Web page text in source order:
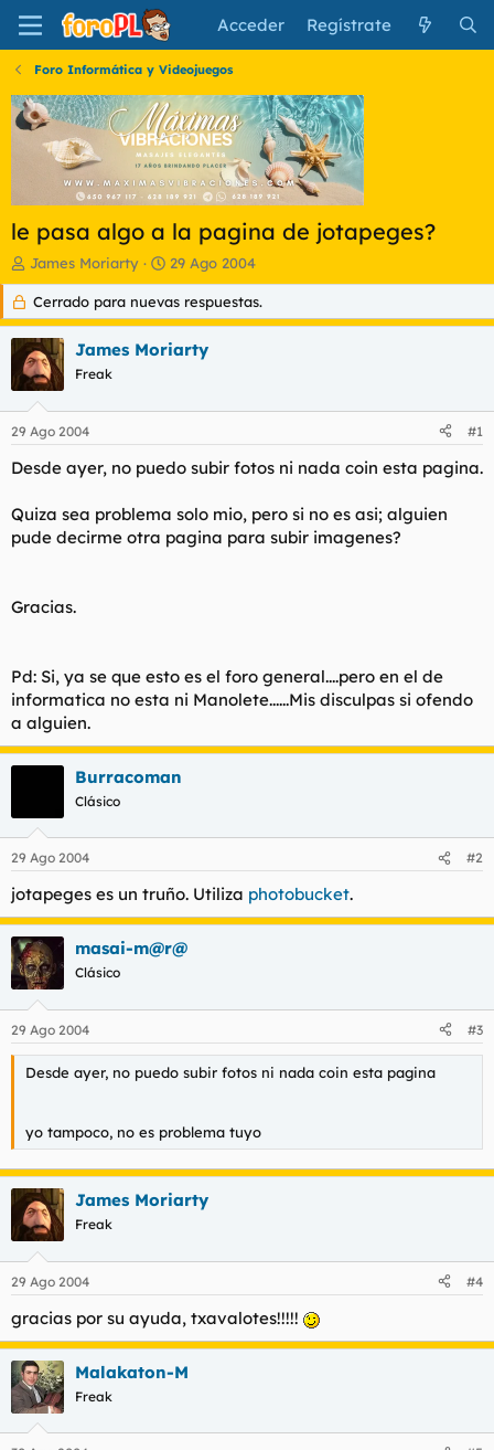
Acceder Regístrate
Foro Informática y Videojuegos
le pasa algo a la pagina de jotapeges?
I
n
c
i
a
d
o
d
e
m
James Moriarty
F
e
c
h
a
d
i
c
i
29 Ago 2004
Cerrado para nuevas respuestas.
James Moriarty
Freak
29 Ago 2004 #1
Desde ayer, no puedo subir fotos ni nada coin esta pagina.
Quiza sea problema solo mio, pero si no es asi; alguien
pude decirme otra pagina para subir imagenes?
Gracias.
Pd: Si, ya se que esto es el foro general....pero en el de
informatica no esta ni Manolete......Mis disculpas si ofendo
a alguien.
Burracoman
Clásico
29 Ago 2004 #2
jotapeges es un truño. Utiliza photobucket.
masai-m@r@
Clásico
29 Ago 2004 #3
Desde ayer, no puedo subir fotos ni nada coin esta pagina
yo tampoco, no es problema tuyo
James Moriarty
Freak
29 Ago 2004 #4
gracias por su ayuda, txavalotes!!!!!
Malakaton-M
Freak